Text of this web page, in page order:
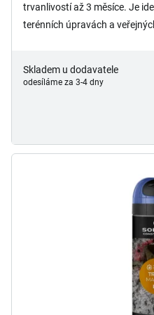
trvanlivostí až 3 měsíce. Je
terénních úpravách a
Skladem u dodavatele
odesíláme za 3-4 dny